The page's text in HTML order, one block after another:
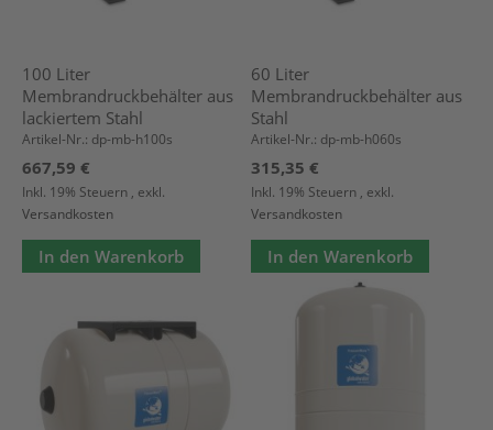
100 Liter
Membrandruckbehälter aus
lackiertem Stahl
Artikel-Nr.: dp-mb-h100s
667,59 €
Inkl. 19% Steuern , exkl.
Versandkosten
In den Warenkorb
60 Liter
Membrandruckbehälter aus
Stahl
Artikel-Nr.: dp-mb-h060s
315,35 €
Inkl. 19% Steuern , exkl.
Versandkosten
In den Warenkorb